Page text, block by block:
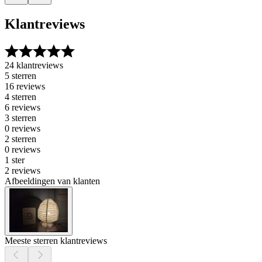
Klantreviews
24 klantreviews
5 sterren
16 reviews
4 sterren
6 reviews
3 sterren
0 reviews
2 sterren
0 reviews
1 ster
2 reviews
Afbeeldingen van klanten
Meeste sterren klantreviews